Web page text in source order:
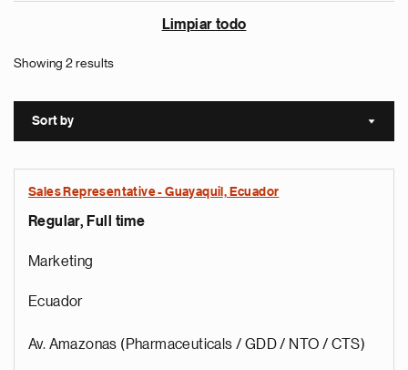
Limpiar todo
Showing 2 results
Sort by Sort
Sales Representative - Guayaquil, Ecuador
Regular, Full time
Marketing
Ecuador
Av. Amazonas (Pharmaceuticals / GDD / NTO / CTS)